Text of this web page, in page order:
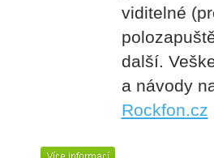
viditelné
další.
a návody
Rockfon.cz